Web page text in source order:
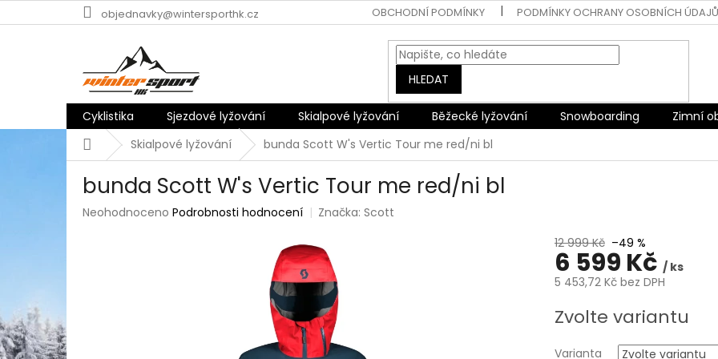
na
objednavky@wintersporthk.cz OBCHODNÍ PODMÍNKY PODMÍNKY OCHRANY OSOBNÍCH ÚDAJŮ
HLEDAT
Cyklistika Sjezdové lyžování Skialpové lyžování Běžecké lyžování Snowboarding Zimní
DomůSkialpové lyžování bunda Scott W's Vertic Tour me red/ni bl
bunda Scott W's Vertic Tour me red/ni bl
Průměrné
Neohodnoceno Podrobnosti hodnocení Značka:Scott
12 999 Kč –49 %
6 599 Kč / ks
5 453,72 Kč bez DPH
cena:
Zvolte variantu
Varianta